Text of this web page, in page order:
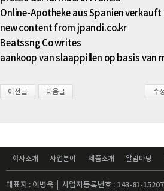
Online-Apotheke aus Spanien
new content from jpandi.co.kr
Beatssng Co writes
aankoop van slaappillen op basis van
이전글 다음글 수정
회사소개 사업분야 제품소개 알림마당
대표자 : 이병욱 │ 사업자등록번호 : 143-81-